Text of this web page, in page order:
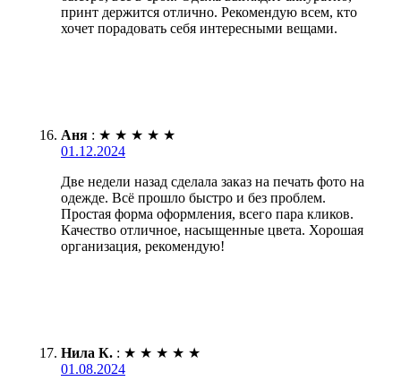
принт держится отлично. Рекомендую всем, кто
хочет порадовать себя интересными вещами.
Аня : ★ ★ ★ ★ ★
01.12.2024
Две недели назад сделала заказ на печать фото на
одежде. Всё прошло быстро и без проблем.
Простая форма оформления, всего пара кликов.
Качество отличное, насыщенные цвета. Хорошая
организация, рекомендую!
Нила К. : ★ ★ ★ ★ ★
01.08.2024